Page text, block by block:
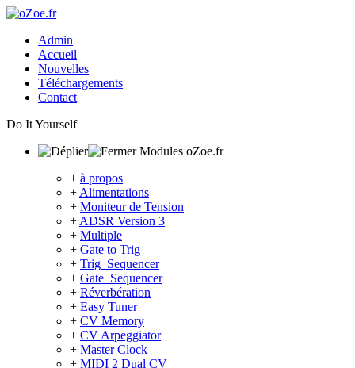
Admin
Accueil
Nouvelles
Téléchargements
Contact
Do It Yourself
Modules oZoe.fr
+ à propos
+ Alimentations
+ Moniteur de Tension
+ ADSR Version 3
+ Multiple
+ Gate to Trig
+ Trig_Sequencer
+ Gate_Sequencer
+ Réverbération
+ Easy Tuner
+ CV Memory
+ CV Arpeggiator
+ Master Clock
+ MIDI 2 Dual CV